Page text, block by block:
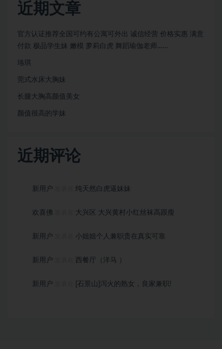
近期文章
官方认证推荐全国可约有公寓可外出 诚信经营 价格实惠 满意
付款 极品学生妹 嫩模 萝莉白虎 舞蹈瑜伽老师……
珞琪
莞式水床大胸妹
长腿大胸高颜值美女
颜值很⾼的学妹
近期评论
新用户 纯天然白虎逼妹妹
欢喜佛 大兴区 大兴黄村小红丝袜高跟瘦
新用户 小姐姐个人兼职贵在真实可靠
新用户 西餐厅（洋马 ）
新用户 [石景山]泻火的熟女，良家兼职!